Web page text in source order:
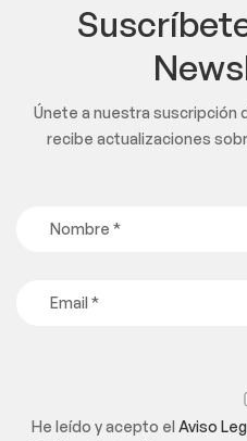
Únete a nuestra suscripción
recibe actualizaciones
He leído y acepto el Aviso